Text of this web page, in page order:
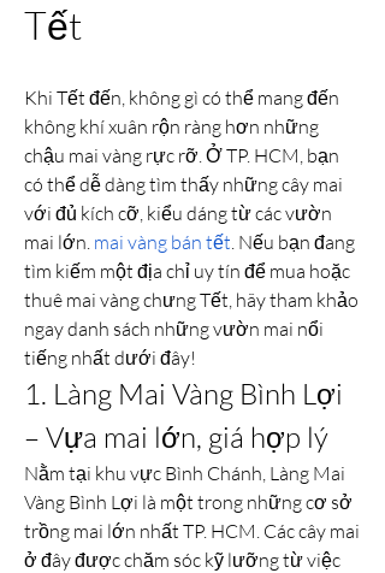
Tết
Khi Tết đến, không gì có thể mang đến
không khí xuân rộn ràng hơn những
chậu mai vàng rực rỡ. Ở TP. HCM, bạn
có thể dễ dàng tìm thấy những cây mai
với đủ kích cỡ, kiểu dáng từ các vườn
mai lớn. mai vàng bán tết. Nếu bạn đang
tìm kiếm một địa chỉ uy tín để mua hoặc
thuê mai vàng chưng Tết, hãy tham khảo
ngay danh sách những vườn mai nổi
tiếng nhất dưới đây!
1. Làng Mai Vàng Bình Lợi
– Vựa mai lớn, giá hợp lý
Nằm tại khu vực Bình Chánh, Làng Mai
Vàng Bình Lợi là một trong những cơ sở
trồng mai lớn nhất TP. HCM. Các cây mai
ở đây được chăm sóc kỹ lưỡng từ việc